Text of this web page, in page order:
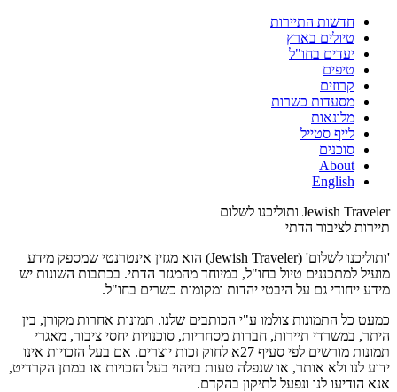
חדשות התיירות
טיולים בארץ
יעדים בחו"ל
טיפים
קרוזים
מסעדות כשרות
מלונאות
לייף סטייל
סוכנים
About
English
Jewish Traveler ותוליכנו לשלום
תיירות לציבור הדתי
'ותוליכנו לשלום' (Jewish Traveler) הוא מגזין אינטרנטי שמספק מידע
מועיל למתכננים טיול בחו"ל, במיוחד מהמגזר הדתי. בכתבות השונות יש
מידע ייחודי גם על היבטי יהדות ומקומות כשרים בחו"ל.
כמעט כל התמונות צולמו ע"י הכותבים שלנו. תמונות אחרות מקורן, בין
היתר, במשרדי תיירות, חברות מסחריות, סוכנויות יחסי ציבור, מאגרי
תמונות מורשים לפי סעיף 27א לחוק זכות יוצרים. אם בעל הזכויות אינו
ידוע לנו ולא אותר, או שנפלה טעות בזיהוי בעל הזכויות או במתן הקרדיט,
אנא הודיעו לנו ונפעל לתיקון בהקדם.